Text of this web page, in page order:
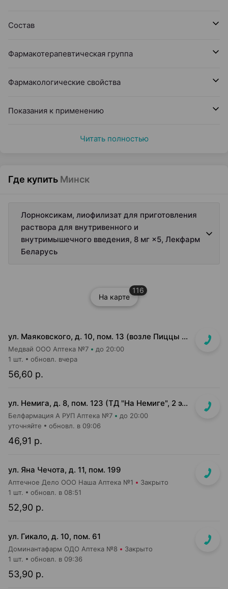
Состав
Фармакотерапевтическая группа
Фармакологические свойства
Показания к применению
Читать полностью
Где купить Минск
Лорноксикам, лиофилизат для приготовления
раствора для внутривенного и
внутримышечного введения, 8 мг ×5, Лекфарм
Беларусь
На карте
116
ул. Маяковского, д. 10, пом. 13 (возле Пиццы Мании)
Медвай ООО Аптека №7 до 20:00
56,60 р.
1 шт. обновл. вчера
ул. Немига, д. 8, пом. 123 (ТД "На Немиге", 2 этаж)
Белфармация А РУП Аптека №7 до 20:00
46,91 р.
уточняйте обновл. в 09:06
ул. Яна Чечота, д. 11, пом. 199
Аптечное Дело ООО Наша Аптека №1 Закрыто
52,90 р.
1 шт. обновл. в 08:51
ул. Гикало, д. 10, пом. 61
Доминантафарм ОДО Аптека №8 Закрыто
53,90 р.
1 шт. обновл. в 09:36